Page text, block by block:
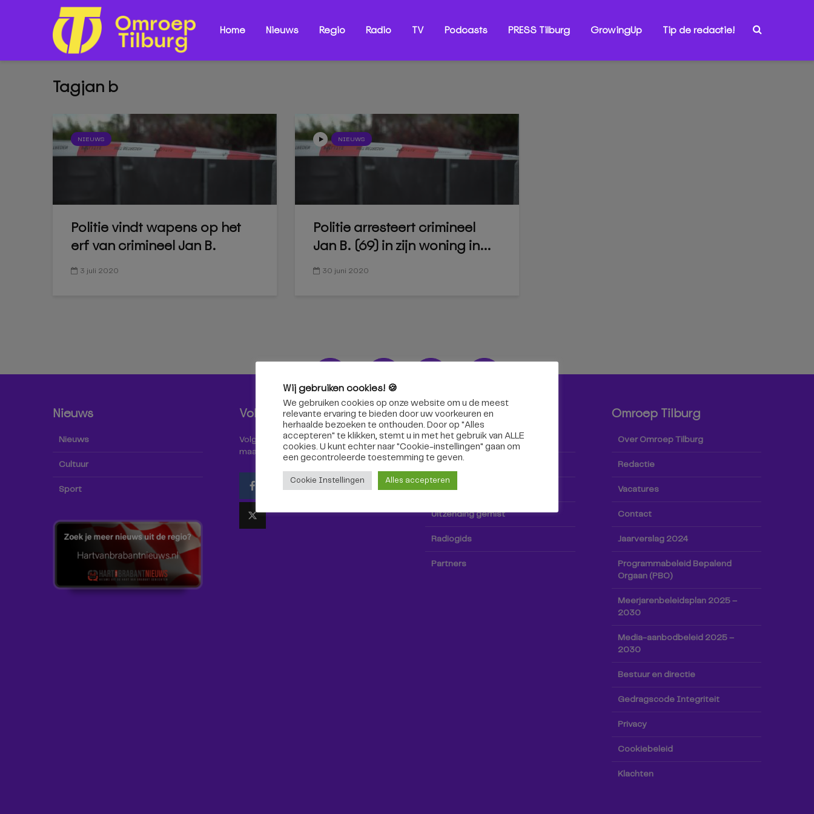
Home Nieuws Regio Radio TV Podcasts PRESS Tilburg GrowingUp Tip de redactie!
Tagjan b
NIEUWS
Politie vindt wapens op het
erf van crimineel Jan B.
3 juli 2020
NIEUWS
Politie arresteert crimineel
Jan B. (69) in zijn woning in...
30 juni 2020
Nieuws
Nieuws
Cultuur
Sport
Volg ons!
Volg Omroep Tilburg niet alleen hier,
maar ook via social media!
Radio & TV
Kijk tv
Radio
TV-gids
Uitzending gemist
Radiogids
Partners
Omroep Tilburg
Over Omroep Tilburg
Redactie
Vacatures
Contact
Jaarverslag 2024
Programmabeleid Bepalend
Orgaan (PBO)
Meerjarenbeleidsplan 2025 –
2030
Media-aanbodbeleid 2025 –
2030
Bestuur en directie
Gedragscode Integriteit
Privacy
Cookiebeleid
Klachten
Wij gebruiken cookies! 🍪
We gebruiken cookies op onze website om u de meest
relevante ervaring te bieden door uw voorkeuren en
herhaalde bezoeken te onthouden. Door op "Alles
accepteren" te klikken, stemt u in met het gebruik van ALLE
cookies. U kunt echter naar "Cookie-instellingen" gaan om
een ​​gecontroleerde toestemming te geven.
Cookie Instellingen Alles accepteren